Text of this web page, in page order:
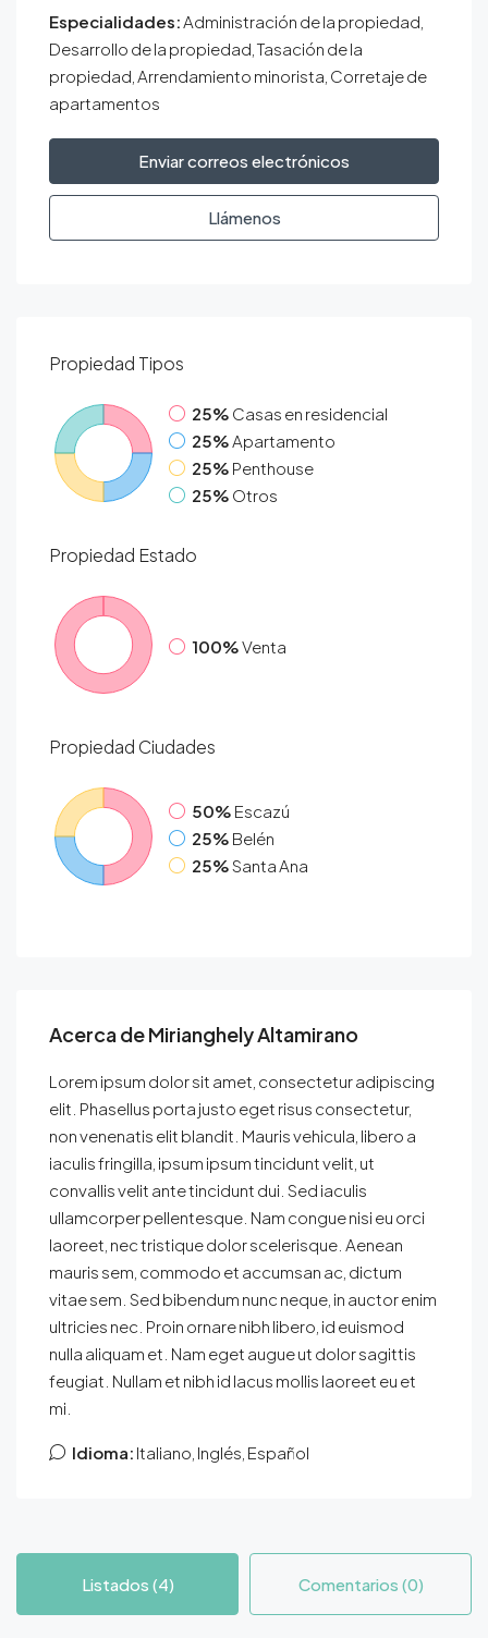
Especialidades:Administración de la propiedad,
Desarrollo de la propiedad, Tasación de la
propiedad, Arrendamiento minorista, Corretaje de
apartamentos
Enviar correos electrónicos
Llámenos
Propiedad Tipos
25% Casas en residencial
25%Apartamento
25% Penthouse
25% Otros
Propiedad Estado
100%Venta
Propiedad Ciudades
50% Escazú
25% Belén
25%Santa Ana
Acerca de Mirianghely Altamirano
Lorem ipsum dolor sit amet, consectetur adipiscing
elit. Phasellus porta justo eget risus consectetur,
non venenatis elit blandit. Mauris vehicula, libero a
iaculis fringilla, ipsum ipsum tincidunt velit, ut
convallis velit ante tincidunt dui. Sed iaculis
ullamcorper pellentesque. Nam congue nisi eu orci
laoreet, nec tristique dolor scelerisque. Aenean
mauris sem, commodo et accumsan ac, dictum
vitae sem. Sed bibendum nunc neque, in auctor enim
ultricies nec. Proin ornare nibh libero, id euismod
nulla aliquam et. Nam eget augue ut dolor sagittis
feugiat. Nullam et nibh id lacus mollis laoreet eu et
mi.
Idioma: Italiano, Inglés, Español
Listados (4) Comentarios (0)